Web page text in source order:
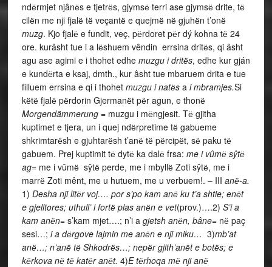
ndёrmjet njânёs e tjetrёs, gjymsё terri ase gjymsё drite, tё
cilёn me nji fjalё tё veçantё e quejmё nё gjuhёn t’onё
muzg. Kjo fjalё e fundit, veç, pёrdoret pёr dý kohna tё 24
ore. kurâsht tue i a lёshuem vêndin errsina dritёs, qi âsht
agu ase agimi e i thohet edhe muzgu i dritёs, edhe kur gján
e kundёrta e ksaj, dmth., kur âsht tue mbaruem drita e tue
filluem errsina e qi i thohet muzgu i natёs a i mbramjes.Si
kёtё fjalё pёrdorin Gjermanёt pёr agun, e thonё
Morgendämmerung= muzgu i mёngjesit. Tё gjitha
kuptimet e tjera, un i quej ndёrpretime tё gabueme
shkrimtarёsh e gjuhtarёsh t’anё tё pёrcipёt, sё paku tё
gabuem. Prej kuptimit tё dytё ka dalё frsa: me i vûmё sŷtё
ag= me i vûmё sŷtё perde, me i mbyllё Zoti sŷtё, me i
marrё Zoti mênt, me u hutuem, me u verbuem!. – III anё-a.
1) Desha nji litёr voj…. por s’po kam anё ku t’a shtie; enёt
e gjelltores; uthull’ i fortё plas anёn e vet(prov.)….2) S’i a
kam anёn= s’kam mjet….; n’i a gjetsh anёn, bâne= nё paç
sesi…; i a dёrgove lajmin me anёn e nji miku… 3)mb’at
anё…; n’anё tё Shkodrёs…; nepёr gjith’anёt e botёs; e
kёrkova nё tё katёr anёt. 4)E tёrhoqa mё nji anё